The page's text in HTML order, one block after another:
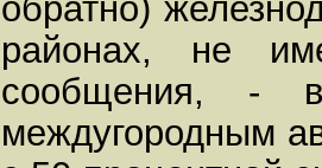
районах, не
сообщения, -
междугородным